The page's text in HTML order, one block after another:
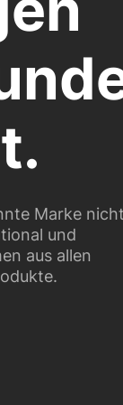
Marke
und
aus allen